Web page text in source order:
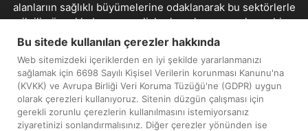
alanlarıın sağlıklı büyümelerine odaklanarak bu sektörlerle
ilgili güncel haber ve analizler hazırlayıp yayınlayan bir
haber sitesidir.
İletişim:maramiro@sentezmedya.com.tr
BIZI TAKIP EDIN
Bu sitede kullanılan çerezler hakkında
Web sitemizdeki içeriklerden en iyi şekilde yararlanmanızı
sağlamak için 6698 Sayılı Kişisel Verilerin korunması Kanunu'na
(KVKK) ve Avrupa Birliği Veri Koruma Tüzüğü'ne (GDPR) uygun
olarak çerezleri kullanıyoruz. Sitenin düzgün çalışması için
gerekli zorunlu çerezlerin kullanılmasını istemiyorsanız
ziyaretinizi sonlandırmalısınız. Diğer çerezler yönünden ise